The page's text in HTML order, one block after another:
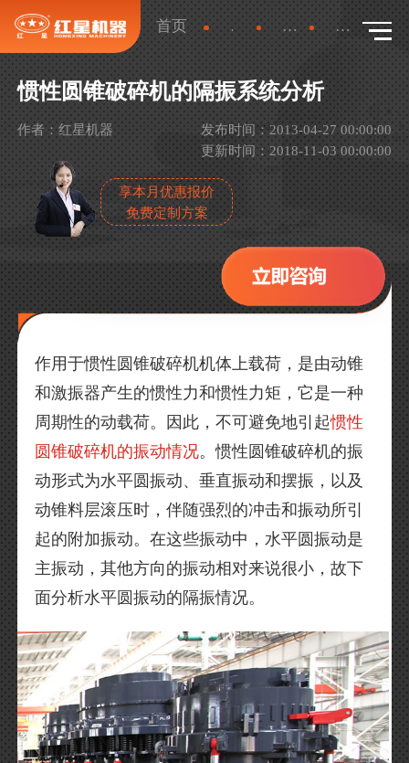
首页 新闻 行业新闻 详情
惯性圆锥破碎机的隔振系统分析
作者：红星机器
发布时间：2013-04-27 00:00:00
更新时间：2018-11-03 00:00:00
享本月优惠报价
免费定制方案
作用于惯性圆锥破碎机机体上载荷，是由动锥
和激振器产生的惯性力和惯性力矩，它是一种
周期性的动载荷。因此，不可避免地引起惯性
圆锥破碎机的振动情况。惯性圆锥破碎机的振
动形式为水平圆振动、垂直振动和摆振，以及
动锥料层滚压时，伴随强烈的冲击和振动所引
起的附加振动。在这些振动中，水平圆振动是
主振动，其他方向的振动相对来说很小，故下
面分析水平圆振动的隔振情况。